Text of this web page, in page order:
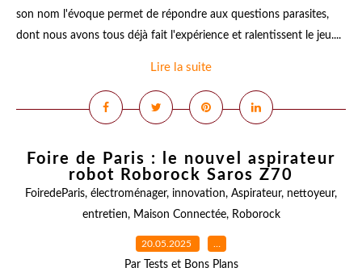
son nom l'évoque permet de répondre aux questions parasites,
dont nous avons tous déjà fait l'expérience et ralentissent le jeu....
Lire la suite
Foire de Paris : le nouvel aspirateur
robot Roborock Saros Z70
FoiredeParis, électroménager, innovation, Aspirateur, nettoyeur,
entretien, Maison Connectée, Roborock
20.05.2025 …
Par Tests et Bons Plans